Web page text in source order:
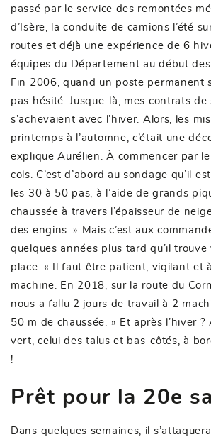
passé par le service des remontées
d’Isère, la conduite de camions l’été
routes et déjà une expérience de 6
équipes du Département au début
Fin 2006, quand un poste permanent
pas hésité. Jusque-là, mes contrats de
s’achevaient avec l’hiver. Alors, les
printemps à l’automne, c’était une
explique Aurélien. À commencer par
cols. C’est d’abord au sondage qu’il
les 30 à 50 pas, à l’aide de grands
chaussée à travers l’épaisseur de
des engins. » Mais c’est aux
quelques années plus tard qu’il
place. « Il faut être patient, vigilant et
machine. En 2018, sur la route du
nous a fallu 2 jours de travail à 2
50 m de chaussée. » Et après l’hiver
vert, celui des talus et bas-côtés, à
!
Prêt pour la 20e
Dans quelques semaines, il